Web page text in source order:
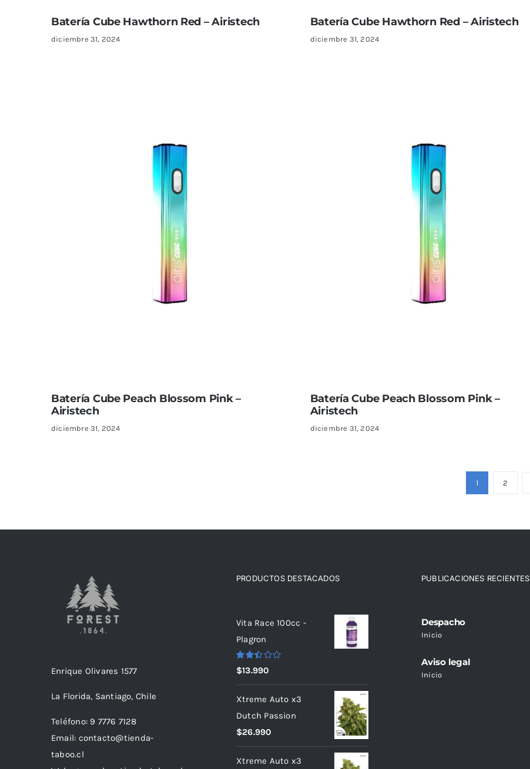
Batería Cube Hawthorn Red – Airistech
diciembre 31, 2024
Batería Cube Hawthorn Red – Airistech
diciembre 31, 2024
Batería Cube Peach Blossom Pink –
Airistech
diciembre 31, 2024
Batería Cube Peach Blossom Pink –
Airistech
diciembre 31, 2024
1 2
Enrique Olivares 1577
La Florida, Santiago, Chile
Teléfono: 9 7776 7128
Email: contacto@tienda-
taboo.cl
PRODUCTOS DESTACADOS
Vita Race 100cc -
Plagron
Valorado
con
2.39
de 5
$13.990
Xtreme Auto x3
Dutch Passion
$26.990
Xtreme Auto x3
PUBLICACIONES RECIENTES
Despacho
Inicio
Aviso legal
Inicio